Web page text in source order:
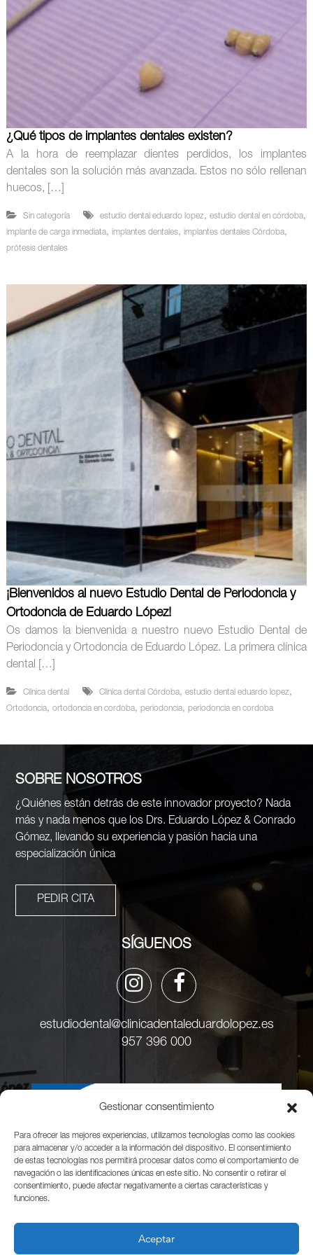
Gestionar consentimiento
Para ofrecer las mejores experiencias, utilizamos tecnologías como las cookies
para almacenar y/o acceder a la información del dispositivo. El consentimiento
de estas tecnologías nos permitirá procesar datos como el comportamiento de
navegación o las identificaciones únicas en este sitio. No consentir o retirar el
consentimiento, puede afectar negativamente a ciertas características y
funciones.
Aceptar
¿Qué tipos de implantes dentales existen?
A la hora de reemplazar dientes perdidos, los implantes
dentales son la solución más avanzada. Estos no sólo rellenan
huecos, […]
Sin categoría estudio dental eduardo lopez, estudio dental en córdoba,
implante de carga inmediata, implantes dentales, implantes dentales Córdoba,
prótesis dentales
¡Bienvenidos al nuevo Estudio Dental de Periodoncia y
Ortodoncia de Eduardo López!
Os damos la bienvenida a nuestro nuevo Estudio Dental de
Periodoncia y Ortodoncia de Eduardo López. La primera clínica
dental […]
Clínica dental Clínica dental Córdoba, estudio dental eduardo lopez,
Ortodoncia, ortodoncia en cordoba, periodoncia, periodoncia en cordoba
SOBRE NOSOTROS
¿Quiénes están detrás de este innovador proyecto? Nada
más y nada menos que los Drs. Eduardo López & Conrado
Gómez, llevando su experiencia y pasión hacia una
especialización única
PEDIR CITA
SÍGUENOS
estudiodental@clinicadentaleduardolopez.es
957 396 000